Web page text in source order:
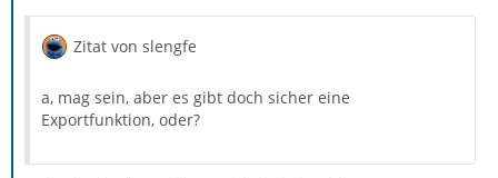
Zitat von slengfe
a, mag sein, aber es gibt doch sicher eine
Exportfunktion, oder?